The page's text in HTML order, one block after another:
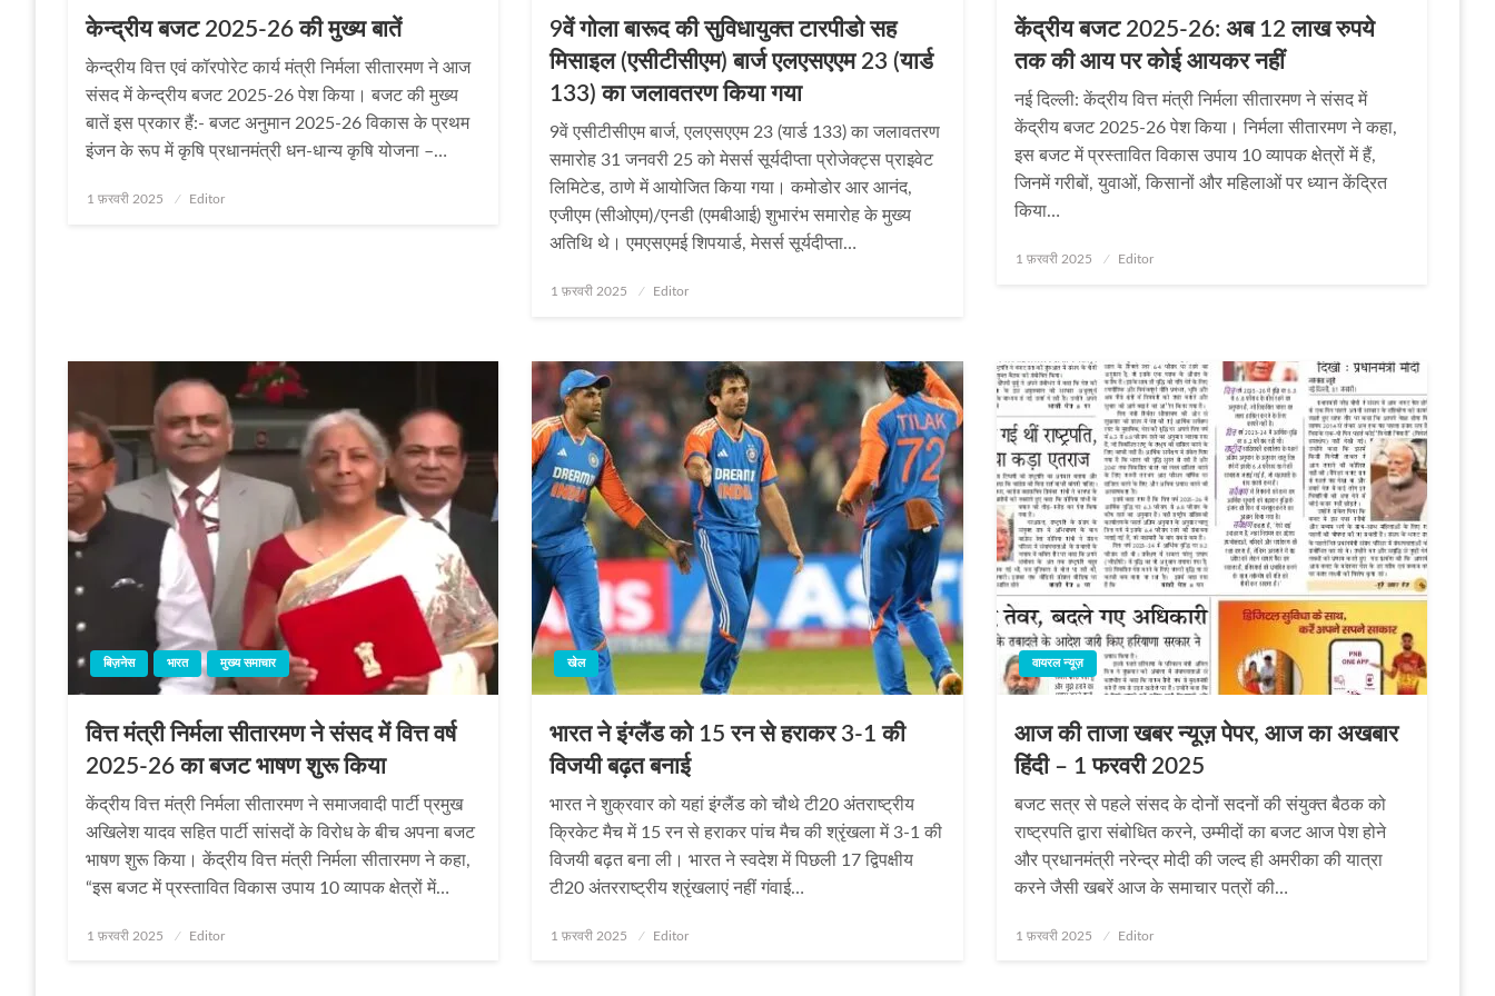
केन्द्रीय बजट 2025-26 की मुख्य बातें
केन्द्रीय वित्त एवं कॉरपोरेट कार्य मंत्री निर्मला सीतारमण ने आज
संसद में केन्द्रीय बजट 2025-26 पेश किया। बजट की मुख्य
बातें इस प्रकार हैं:- बजट अनुमान 2025-26 विकास के प्रथम
इंजन के रूप में कृषि प्रधानमंत्री धन-धान्य कृषि योजना –…
Posted
1 फ़रवरी 2025 Editor
9वें गोला बारूद की सुविधायुक्त टारपीडो सह
मिसाइल (एसीटीसीएम) बार्ज एलएसएएम 23 (यार्ड
133) का जलावतरण किया गया
9वें एसीटीसीएम बार्ज, एलएसएएम 23 (यार्ड 133) का जलावतरण
समारोह 31 जनवरी 25 को मेसर्स सूर्यदीप्ता प्रोजेक्ट्स प्राइवेट
लिमिटेड, ठाणे में आयोजित किया गया। कमोडोर आर आनंद,
एजीएम (सीओएम)/एनडी (एमबीआई) शुभारंभ समारोह के मुख्य
अतिथि थे। एमएसएमई शिपयार्ड, मेसर्स सूर्यदीप्ता…
Posted
1 फ़रवरी 2025 Editor
केंद्रीय बजट 2025-26: अब 12 लाख रुपये
तक की आय पर कोई आयकर नहीं
नई दिल्ली: केंद्रीय वित्त मंत्री निर्मला सीतारमण ने संसद में
केंद्रीय बजट 2025-26 पेश किया। निर्मला सीतारमण ने कहा,
इस बजट में प्रस्तावित विकास उपाय 10 व्यापक क्षेत्रों में हैं,
जिनमें गरीबों, युवाओं, किसानों और महिलाओं पर ध्यान केंद्रित
किया…
Posted
1 फ़रवरी 2025 Editor
बिज़नेस भारत मुख्य समाचार
वित्त मंत्री निर्मला सीतारमण ने संसद में वित्त वर्ष
2025-26 का बजट भाषण शुरू किया
केंद्रीय वित्त मंत्री निर्मला सीतारमण ने समाजवादी पार्टी प्रमुख
अखिलेश यादव सहित पार्टी सांसदों के विरोध के बीच अपना बजट
भाषण शुरू किया। केंद्रीय वित्त मंत्री निर्मला सीतारमण ने कहा,
“इस बजट में प्रस्तावित विकास उपाय 10 व्यापक क्षेत्रों में…
Posted
1 फ़रवरी 2025 Editor
खेल
भारत ने इंग्लैंड को 15 रन से हराकर 3-1 की
विजयी बढ़त बनाई
भारत ने शुक्रवार को यहां इंग्लैंड को चौथे टी20 अंतराष्ट्रीय
क्रिकेट मैच में 15 रन से हराकर पांच मैच की श्रृंखला में 3-1 की
विजयी बढ़त बना ली। भारत ने स्वदेश में पिछली 17 द्विपक्षीय
टी20 अंतरराष्ट्रीय श्रृंखलाएं नहीं गंवाई…
Posted
1 फ़रवरी 2025 Editor
वायरल न्यूज़
आज की ताजा खबर न्यूज़ पेपर, आज का अखबार
हिंदी – 1 फरवरी 2025
बजट सत्र से पहले संसद के दोनों सदनों की संयुक्त बैठक को
राष्ट्रपति द्वारा संबोधित करने, उम्मीदों का बजट आज पेश होने
और प्रधानमंत्री नरेन्द्र मोदी की जल्द ही अमरीका की यात्रा
करने जैसी खबरें आज के समाचार पत्रों की…
Posted
1 फ़रवरी 2025 Editor